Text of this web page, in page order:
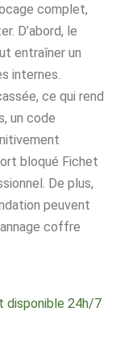
complet,
D’abord, le
entraîner un
internes.
ce qui rend
un code
bloqué Fichet
De plus,
peuvent
coffre
disponible 24h/7